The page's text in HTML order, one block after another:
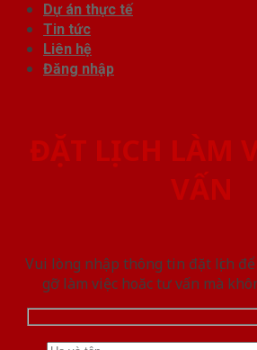
Dự án thực tế
Tin tức
Liên hệ
Đăng nhập
ĐẶT LỊCH LÀM
VẤN
Vui lòng nhập thông tin đặt lịch
gỡ làm việc hoăc tư vấn mà